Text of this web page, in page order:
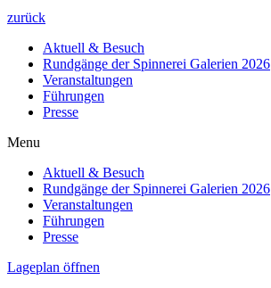
zurück
Aktuell & Besuch
Rundgänge der Spinnerei Galerien 2026
Veranstaltungen
Führungen
Presse
Menu
Aktuell & Besuch
Rundgänge der Spinnerei Galerien 2026
Veranstaltungen
Führungen
Presse
Lageplan öffnen